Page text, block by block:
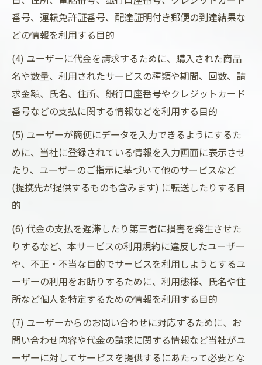
番号、運転免許証番号、配達証明付き郵便の到達結果な
どの情報を利用する目的
(4) ユーザーに代金を請求するために、購入された商品
名や数量、利用されたサービスの種類や期間、回数、請
求金額、氏名、住所、銀行口座番号やクレジットカード
番号などの支払に関する情報などを利用する目的
(5) ユーザーが簡便にデータを入力できるようにするた
めに、当社に登録されている情報を入力画面に表示させ
たり、ユーザーのご指示に基づいて他のサービスなど
(提携先が提供するものも含みます) に転送したりする目
的
(6) 代金の支払を遅滞したり第三者に損害を発生させた
りするなど、本サービスの利用規約に違反したユーザー
や、不正・不当な目的でサービスを利用しようとするユ
ーザーの利用をお断りするために、利用態様、氏名や住
所など個人を特定するための情報を利用する目的
(7) ユーザーからのお問い合わせに対応するために、お
問い合わせ内容や代金の請求に関する情報など当社がユ
ーザーに対してサービスを提供するにあたって必要とな